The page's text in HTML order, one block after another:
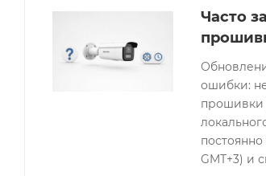
Часто
ошибки:
прошивки
GMT+3) и